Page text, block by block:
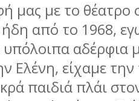
μας με το θέατρο
από το 1968,
αδέρφια
Ελένη, είχαμε
παιδιά πλάι